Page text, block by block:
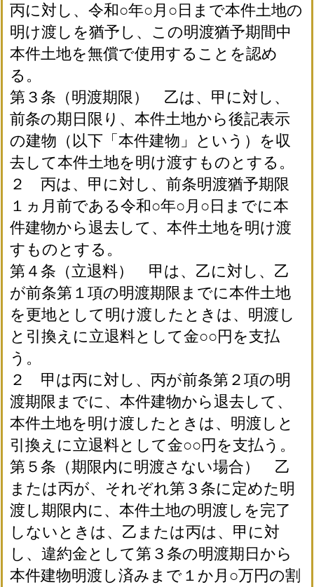
丙に対し、令和○年○月○日まで本件土地の
明け渡しを猶予し、この明渡猶予期間中
本件土地を無償で使用することを認め
る。
第３条（明渡期限） 乙は、甲に対し、
前条の期日限り、本件土地から後記表示
の建物（以下「本件建物」という）を収
去して本件土地を明け渡すものとする。
２ 丙は、甲に対し、前条明渡猶予期限
１ヵ月前である令和○年○月○日までに本
件建物から退去して、本件土地を明け渡
すものとする。
第４条（立退料） 甲は、乙に対し、乙
が前条第１項の明渡期限までに本件土地
を更地として明け渡したときは、明渡し
と引換えに立退料として金○○円を支払
う。
２ 甲は丙に対し、丙が前条第２項の明
渡期限までに、本件建物から退去して、
本件土地を明け渡したときは、明渡しと
引換えに立退料として金○○円を支払う。
第５条（期限内に明渡さない場合） 乙
または丙が、それぞれ第３条に定めた明
渡し期限内に、本件土地の明渡しを完了
しないときは、乙または丙は、甲に対
し、違約金として第３条の明渡期日から
本件建物明渡し済みまで１か月○万円の割